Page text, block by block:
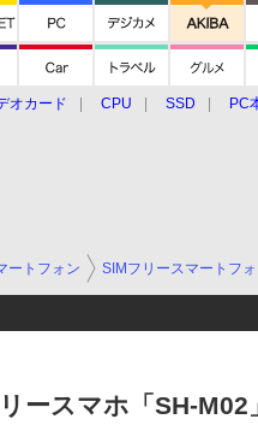
オカード CPU SSD PC
ートフォン SIMフリースマートフ
ースマホ「SH-M02